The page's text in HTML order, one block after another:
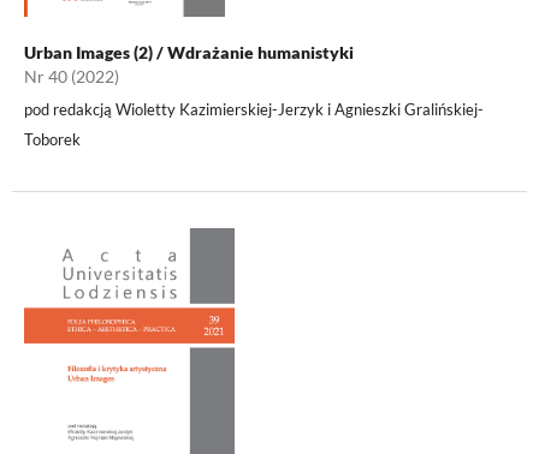
Urban Images (2) / Wdrażanie humanistyki
Nr 40 (2022)
pod redakcją Wioletty Kazimierskiej-Jerzyk i Agnieszki Gralińskiej-
Toborek